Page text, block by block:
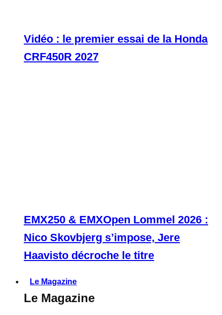
Vidéo : le premier essai de la Honda
CRF450R 2027
EMX250 & EMXOpen Lommel 2026 :
Nico Skovbjerg s’impose, Jere
Haavisto décroche le titre
Le Magazine
Le Magazine